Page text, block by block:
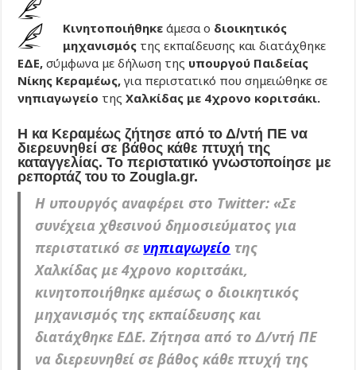
Κινητοποιήθηκε άμεσα ο διοικητικός
μηχανισμός της εκπαίδευσης και διατάχθηκε
ΕΔΕ, σύμφωνα με δήλωση της υπουργού Παιδείας
Νίκης Κεραμέως, για περιστατικό που σημειώθηκε σε
νηπιαγωγείο τηςΧαλκίδας με 4χρονο κοριτσάκι.
Η κα Κεραμέως ζήτησε από το Δ/ντή ΠΕ να
διερευνηθεί σε βάθος κάθε πτυχή της
καταγγελίας. Το περιστατικό γνωστοποίησε με
ρεπορτάζ του το Zougla.gr.
Η υπουργός αναφέρει στο Twitter: «Σε
συνέχεια χθεσινού δημοσιεύματος για
περιστατικό σε νηπιαγωγείο της
Χαλκίδας με 4χρονο κοριτσάκι,
κινητοποιήθηκε αμέσως ο διοικητικός
μηχανισμός της εκπαίδευσης και
διατάχθηκε ΕΔΕ. Ζήτησα από το Δ/ντή ΠΕ
να διερευνηθεί σε βάθος κάθε πτυχή της